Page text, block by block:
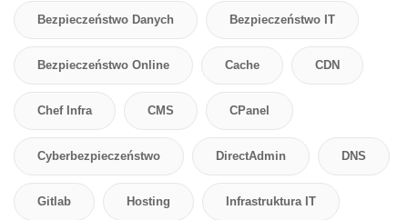
Bezpieczeństwo Danych Bezpieczeństwo IT
Bezpieczeństwo Online Cache CDN
Chef Infra CMS CPanel
Cyberbezpieczeństwo DirectAdmin DNS
Gitlab Hosting Infrastruktura IT